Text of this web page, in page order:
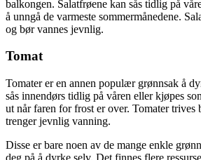
balkongen. Salatfrøene kan sås tidlig på
å unngå de varmeste sommermånedene.
og bør vannes jevnlig.
Tomat
Tomater er en annen populær grønnsak å
sås innendørs tidlig på våren eller kjøpes
ut når faren for frost er over. Tomater
trenger jevnlig vanning.
Disse er bare noen av de mange enkle
deg på å dyrke selv. Det finnes flere